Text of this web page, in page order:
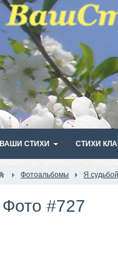
ВАШИ СТИХИ СТИХИ
Фотоальбомы Я
Фото #727